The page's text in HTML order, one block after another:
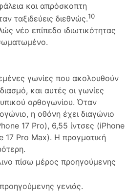
και απρόσκοπτη
ταξιδεύεις διεθνώς.10
νέο επίπεδο ιδιωτικότητας
γωνίες που ακολουθούν
και αυτές οι γωνίες
ορθογωνίου. Όταν
η οθόνη έχει διαγώνιο
17 Pro), 6,55 ίντσες (iPhone
17 Pro Max). Η πραγματική
πίσω μέρος προηγούμενης
γενιάς.